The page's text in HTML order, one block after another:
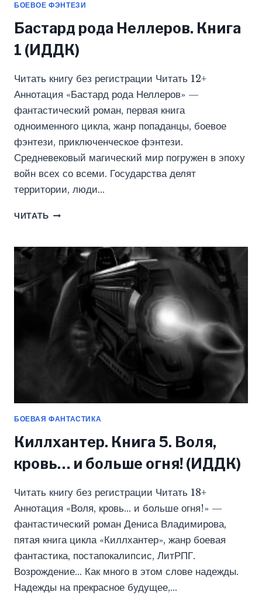
БОЕВОЕ ФЭНТЕЗИ
Бастард рода Неллеров. Книга
1 (ИДДК)
Читать книгу без регистрации Читать 12+
Аннотация «Бастард рода Неллеров» —
фантастический роман, первая книга
одноименного цикла, жанр попаданцы, боевое
фэнтези, приключенческое фэнтези.
Средневековый магический мир погружен в эпоху
войн всех со всеми. Государства делят
территории, люди…
ЧИТАТЬ БАСТАРД
КНИГА
(ИДДК)
БОЕВАЯ ФАНТАСТИКА
Киллхантер. Книга 5. Воля,
кровь… и больше огня! (ИДДК)
Читать книгу без регистрации Читать 18+
Аннотация «Воля, кровь… и больше огня!» —
фантастический роман Дениса Владимирова,
пятая книга цикла «Киллхантер», жанр боевая
фантастика, постапокалипсис, ЛитРПГ.
Возрождение… Как много в этом слове надежды.
Надежды на прекрасное будущее,…